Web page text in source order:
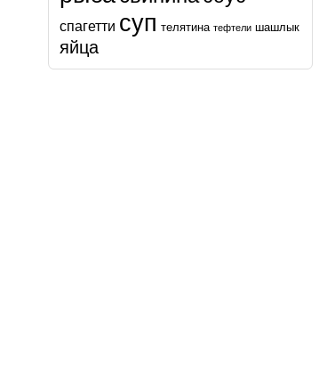
спагетти суп телятина тефтели шашлык
яйца